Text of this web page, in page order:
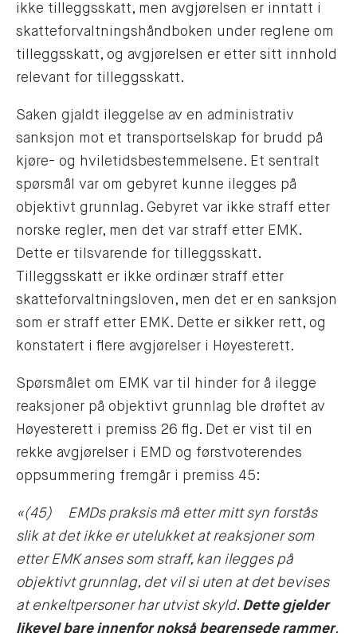
ikke tilleggsskatt, men avgjørelsen er inntatt i
skatteforvaltningshåndboken under reglene om
tilleggsskatt, og avgjørelsen er etter sitt innhold
relevant for tilleggsskatt.
Saken gjaldt ileggelse av en administrativ
sanksjon mot et transportselskap for brudd på
kjøre- og hviletidsbestemmelsene. Et sentralt
spørsmål var om gebyret kunne ilegges på
objektivt grunnlag. Gebyret var ikke straff etter
norske regler, men det var straff etter EMK.
Dette er tilsvarende for tilleggsskatt.
Tilleggsskatt er ikke ordinær straff etter
skatteforvaltningsloven, men det er en sanksjon
som er straff etter EMK. Dette er sikker rett, og
konstatert i flere avgjørelser i Høyesterett.
Spørsmålet om EMK var til hinder for å ilegge
reaksjoner på objektivt grunnlag ble drøftet av
Høyesterett i premiss 26 flg. Det er vist til en
rekke avgjørelser i EMD og førstvoterendes
oppsummering fremgår i premiss 45:
«(45) EMDs praksis må etter mitt syn forstås
slik at det ikke er utelukket at reaksjoner som
etter EMK anses som straff, kan ilegges på
objektivt grunnlag, det vil si uten at det bevises
at enkeltpersoner har utvist skyld. Dette gjelder
likevel bare innenfor nokså begrensede rammer.